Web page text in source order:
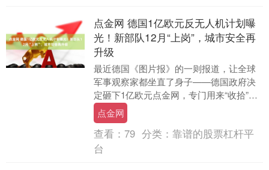
点金网 德国1亿欧元反无人机计划曝
光！新部队12月“上岗”，城市安全再
升级
最近德国《图片报》的一则报道，让全球
军事观察家都坐直了身子——德国政府决
定砸下1亿欧元点金网，专门用来“收拾”那
些在基础设施附近乱晃的不明无人机！这
可不是小打小....
点金网
查看： 79 分类： 靠谱的股票杠杆平
台